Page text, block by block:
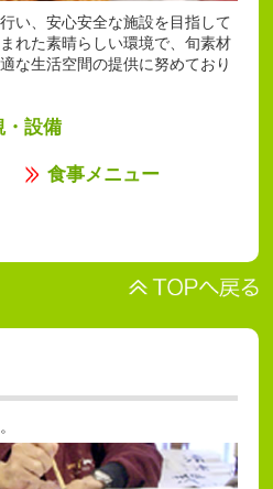
い、安心安全な施設を目指して
れた素晴らしい環境で、旬素材
な生活空間の提供に努めており
・設備
食事メニュー